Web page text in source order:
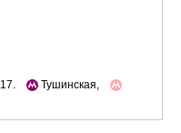
Тушинская,